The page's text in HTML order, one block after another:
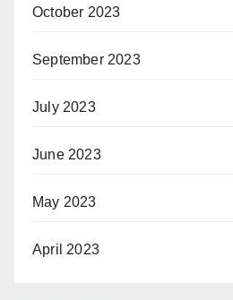
October 2023
September 2023
July 2023
June 2023
May 2023
April 2023